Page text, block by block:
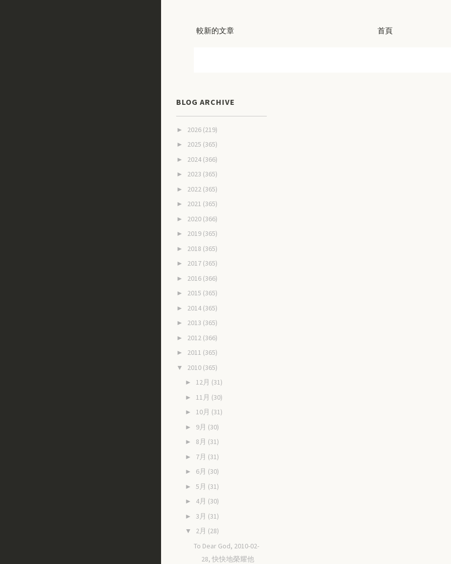
較新的文章 首頁
BLOG ARCHIVE
► 2026 (219)
► 2025 (365)
► 2024 (366)
► 2023 (365)
► 2022 (365)
► 2021 (365)
► 2020 (366)
► 2019 (365)
► 2018 (365)
► 2017 (365)
► 2016 (366)
► 2015 (365)
► 2014 (365)
► 2013 (365)
► 2012 (366)
► 2011 (365)
▼ 2010 (365)
► 12月 (31)
► 11月 (30)
► 10月 (31)
► 9月 (30)
► 8月 (31)
► 7月 (31)
► 6月 (30)
► 5月 (31)
► 4月 (30)
► 3月 (31)
▼ 2月 (28)
To Dear God, 2010-02-
28, 快快地榮耀他